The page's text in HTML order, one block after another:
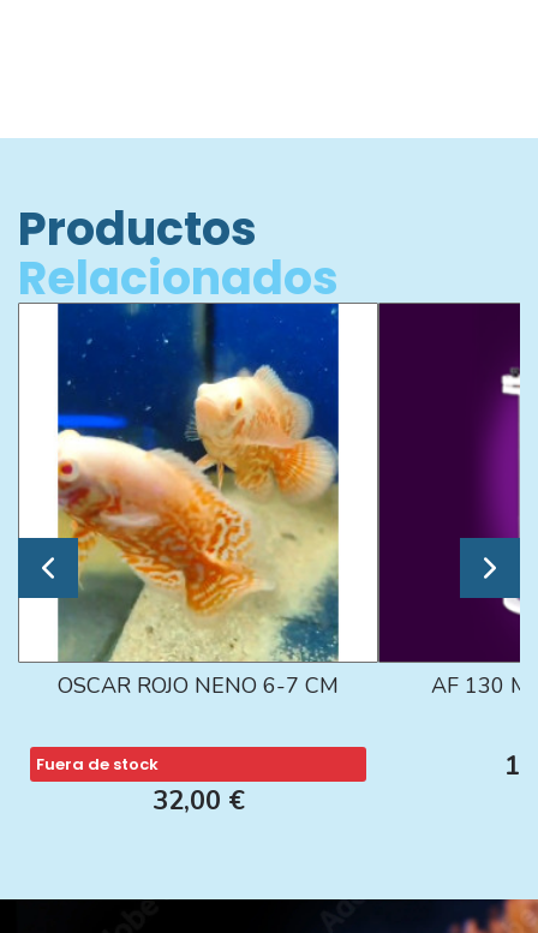
Productos
Relacionados
OSCAR ROJO NENO 6-7 CM
Fuera de stock
32,00 €
AF 130